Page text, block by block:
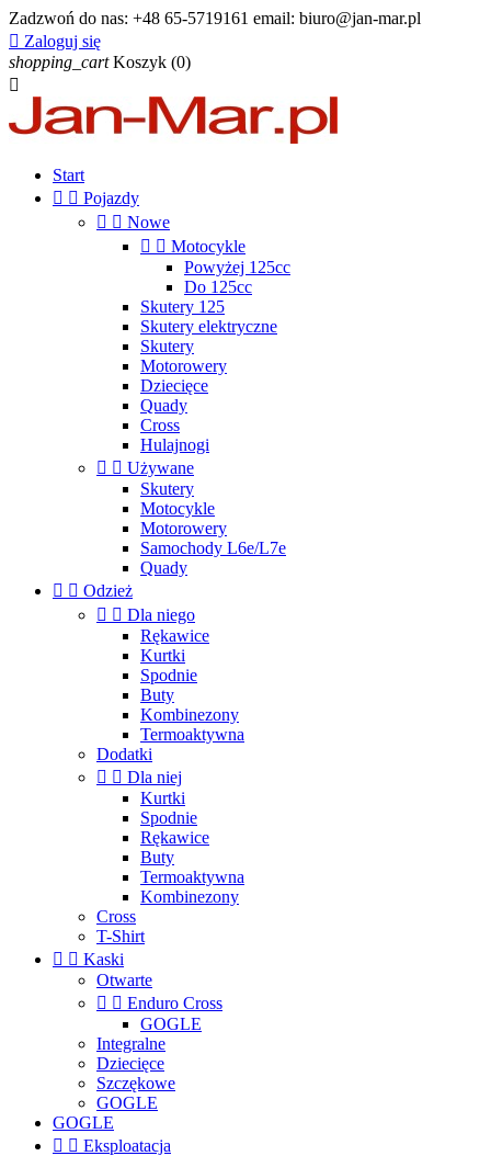
Zadzwoń do nas: +48 65-5719161 email: biuro@jan-mar.pl
 Zaloguj się
shopping_cart Koszyk (0)

Start
  Pojazdy
  Nowe
  Motocykle
Powyżej 125cc
Do 125cc
Skutery 125
Skutery elektryczne
Skutery
Motorowery
Dziecięce
Quady
Cross
Hulajnogi
  Używane
Skutery
Motocykle
Motorowery
Samochody L6e/L7e
Quady
  Odzież
  Dla niego
Rękawice
Kurtki
Spodnie
Buty
Kombinezony
Termoaktywna
Dodatki
  Dla niej
Kurtki
Spodnie
Rękawice
Buty
Termoaktywna
Kombinezony
Cross
T-Shirt
  Kaski
Otwarte
  Enduro Cross
GOGLE
Integralne
Dziecięce
Szczękowe
GOGLE
GOGLE
  Eksploatacja